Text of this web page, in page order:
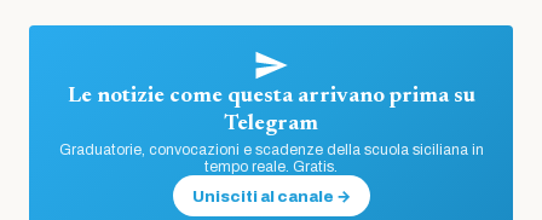
Le notizie come questa arrivano prima su
Telegram
Graduatorie, convocazioni e scadenze della scuola siciliana in
tempo reale. Gratis.
Unisciti al canale →